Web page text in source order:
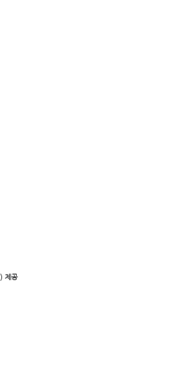
제공